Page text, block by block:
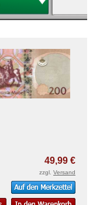
49,99 €
zzgl. Versand